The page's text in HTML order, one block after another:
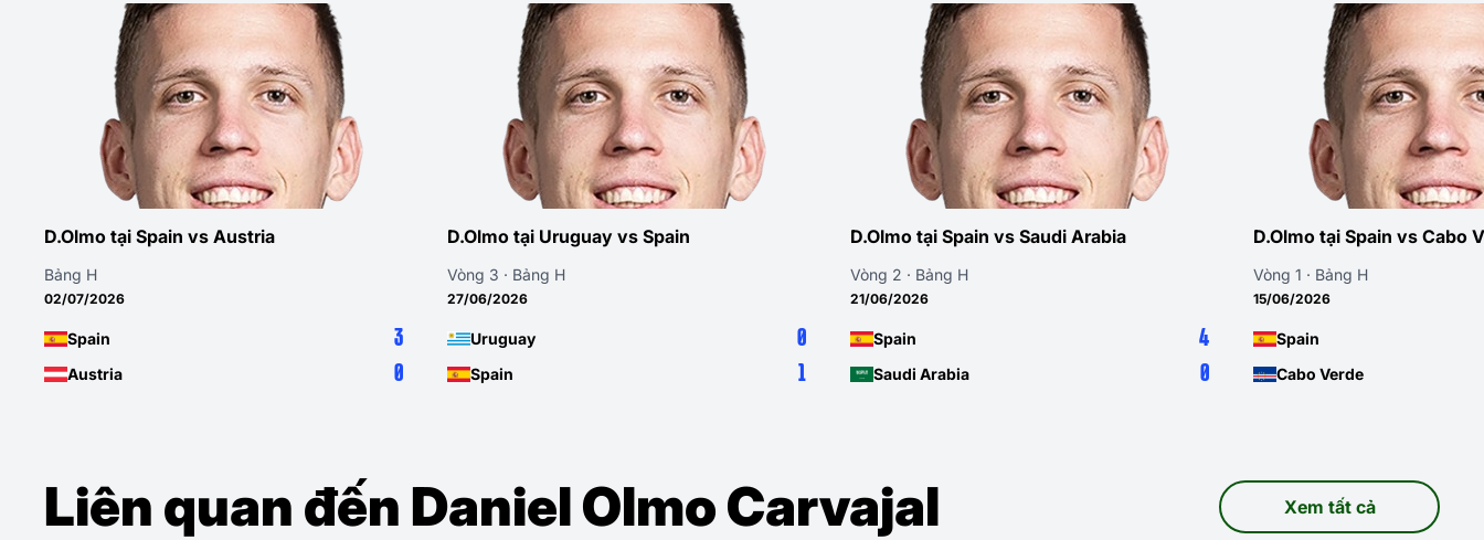
D.Olmo tại Spain vs Austria
Bảng H
02/07/2026
Spain 3
Austria 0
D.Olmo tại Uruguay vs Spain
Vòng 3 · Bảng H
27/06/2026
Uruguay 0
Spain 1
D.Olmo tại Spain vs Saudi Arabia
Vòng 2 · Bảng H
21/06/2026
Spain 4
Saudi Arabia 0
D.Olmo tại Spain vs Cabo
Vòng 1 · Bảng H
15/06/2026
Spain
Cabo Verde
Liên quan đến Daniel Olmo Carvajal Xem tất cả